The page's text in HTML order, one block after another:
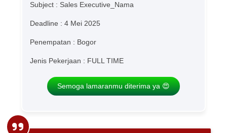
Subject : Sales Executive_Nama
Deadline : 4 Mei 2025
Penempatan : Bogor
Jenis Pekerjaan : FULL TIME
Semoga lamaranmu diterima ya 😍